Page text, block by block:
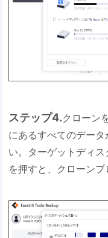
ステップ4.クローン
にあるすべてのデー
い。ターゲットディ
を押すと、クローンプ